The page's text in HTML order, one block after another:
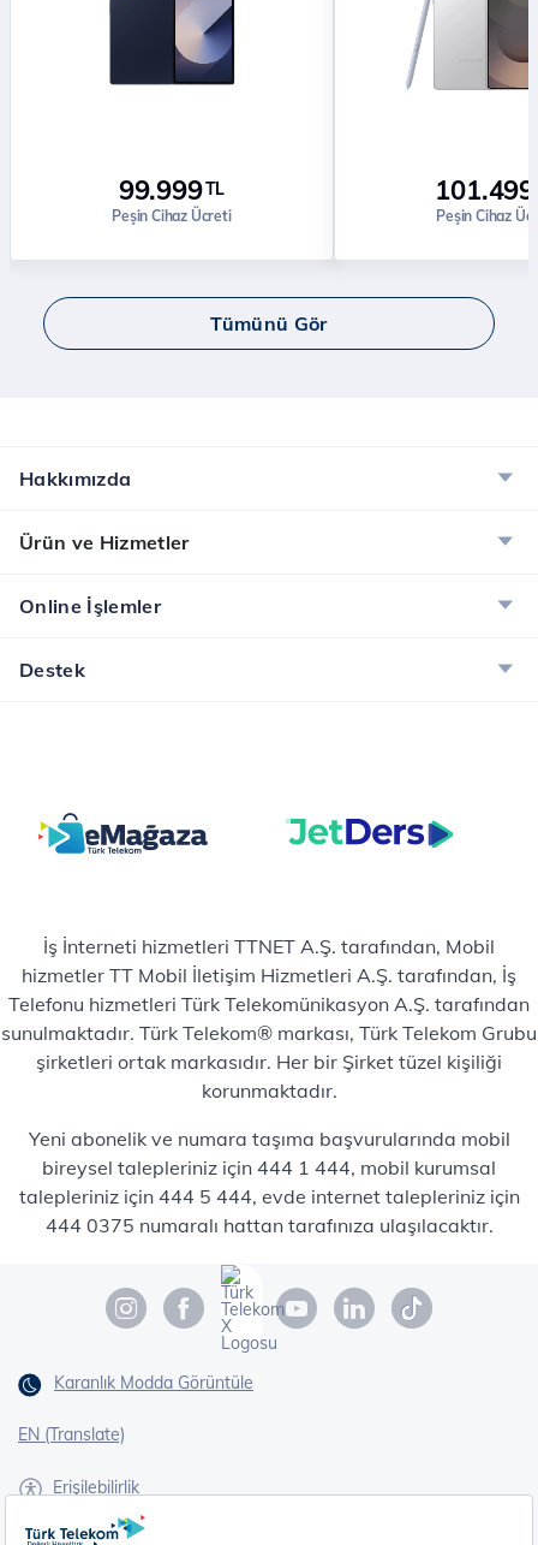
99.999TL
Peşin Cihaz Ücreti
101.499
Peşin Cihaz
Tümünü Gör
Hakkımızda
Ürün ve Hizmetler
Online İşlemler
Destek
İş İnterneti hizmetleri TTNET A.Ş. tarafından, Mobil
hizmetler TT Mobil İletişim Hizmetleri A.Ş. tarafından, İş
Telefonu hizmetleri Türk Telekomünikasyon A.Ş. tarafından
sunulmaktadır. Türk Telekom® markası, Türk Telekom Grubu
şirketleri ortak markasıdır. Her bir Şirket tüzel kişiliği
korunmaktadır.
Yeni abonelik ve numara taşıma başvurularında mobil
bireysel talepleriniz için 444 1 444, mobil kurumsal
talepleriniz için 444 5 444, evde internet talepleriniz için
444 0375 numaralı hattan tarafınıza ulaşılacaktır.
Karanlık Modda Görüntüle
EN (Translate)
Erişilebilirlik